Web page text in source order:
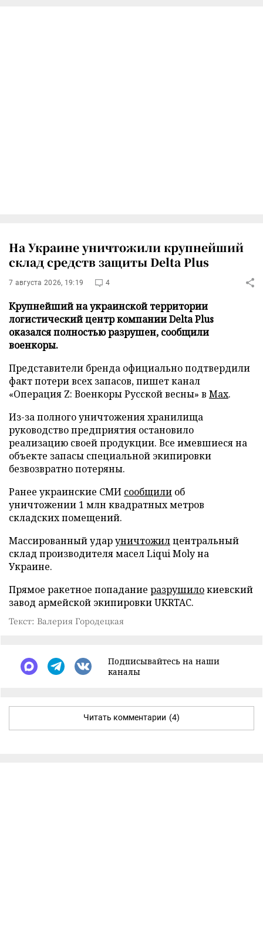
На Украине уничтожили крупнейший
склад средств защиты Delta Plus
7 августа 2026, 19:19 4
Крупнейший на украинской территории
логистический центр компании Delta Plus
оказался полностью разрушен, сообщили
военкоры.
Представители бренда официально подтвердили
факт потери всех запасов, пишет канал
«Операция Z: Военкоры Русской весны» в Max.
Из-за полного уничтожения хранилища
руководство предприятия остановило
реализацию своей продукции. Все имевшиеся на
объекте запасы специальной экипировки
безвозвратно потеряны.
Ранее украинские СМИ сообщили об
уничтожении 1 млн квадратных метров
складских помещений.
Массированный ударуничтожилцентральный
склад производителя масел Liqui Moly на
Украине.
Прямое ракетное попадание разрушилокиевский
завод армейской экипировки UKRTAC.
Текст: Валерия Городецкая
Подписывайтесь на наши
каналы
Читать комментарии (4)